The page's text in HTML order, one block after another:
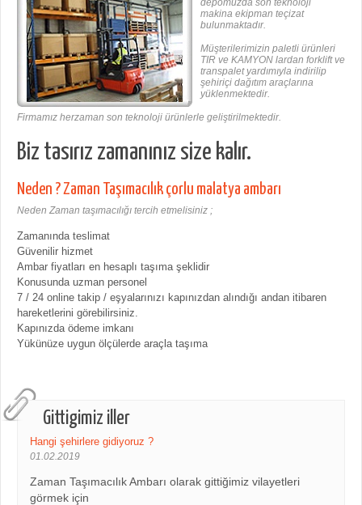
Gittigimiz iller
Hangi şehirlere gidiyoruz ?
01.02.2019
Zaman Taşımacılık Ambarı olarak gittiğimiz vilayetleri
görmek için
makina ekipman teçizat
bulunmaktadır.
Müşterilerimizin paletli ürünleri
TIR ve KAMYON lardan forklift ve
transpalet yardımıyla indirilip
şehiriçi dağıtım araçlarına
yüklenmektedir.
Firmamız herzaman son teknoloji ürünlerle geliştirilmektedir.
Biz tasırız zamanınız size kalır.
Neden ? Zaman Taşımacılık çorlu malatya ambarı
Neden Zaman taşımacılığı tercih etmelisiniz ;
Zamanında teslimat
Güvenilir hizmet
Ambar fiyatları en hesaplı taşıma şeklidir
Konusunda uzman personel
7 / 24 online takip / eşyalarınızı kapınızdan alındığı andan itibaren
hareketlerini görebilirsiniz.
Kapınızda ödeme imkanı
Yükünüze uygun ölçülerde araçla taşıma